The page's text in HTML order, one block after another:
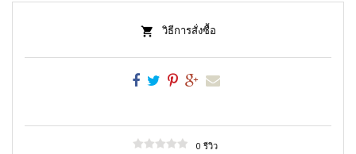
วิธีการสั่งซื้อ
0 รีวิว